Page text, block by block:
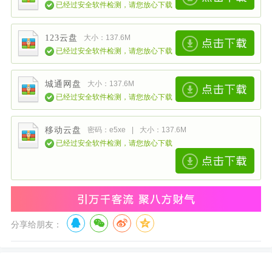
已经过安全软件检测，请您放心下载
123云盘
大小：137.6M
已经过安全软件检测，请您放心下载
城通网盘
大小：137.6M
已经过安全软件检测，请您放心下载
移动云盘 密码：e5xe
大小：137.6M
已经过安全软件检测，请您放心下载
分享给朋友：